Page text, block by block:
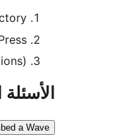
a Wave?